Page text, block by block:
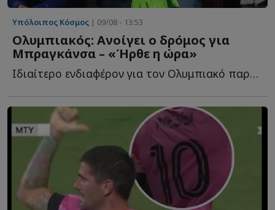
Υπόλοιπος Κόσμος | 09/08 - 13:53
Ολυμπιακός: Ανοίγει ο δρόμος για
Μπραγκάνσα – «Ήρθε η ώρα»
Ιδιαίτερο ενδιαφέρον για τον Ολυμπιακό παρουσιάζουν ο...